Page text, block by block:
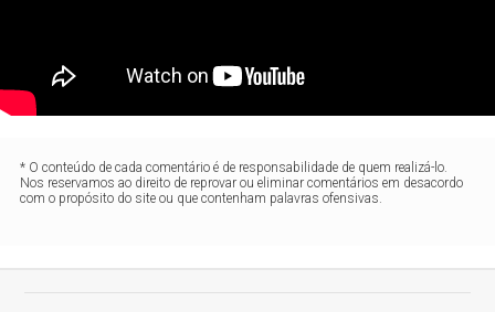
* O conteúdo de cada comentário é de responsabilidade de quem realizá-lo.
Nos reservamos ao direito de reprovar ou eliminar comentários em desacordo
com o propósito do site ou que contenham palavras ofensivas.